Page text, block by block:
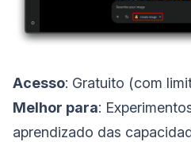
Acesso: Gratuito (com
Melhor para:
aprendizado das